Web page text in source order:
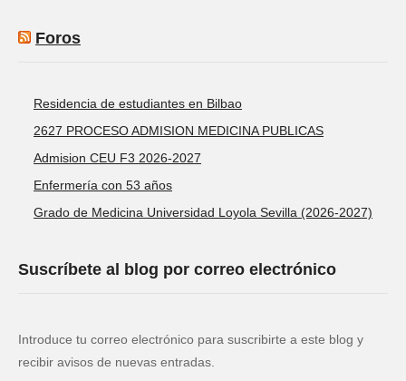
Foros
Residencia de estudiantes en Bilbao
2627 PROCESO ADMISION MEDICINA PUBLICAS
Admision CEU F3 2026-2027
Enfermería con 53 años
Grado de Medicina Universidad Loyola Sevilla (2026-2027)
Suscríbete al blog por correo electrónico
Introduce tu correo electrónico para suscribirte a este blog y
recibir avisos de nuevas entradas.